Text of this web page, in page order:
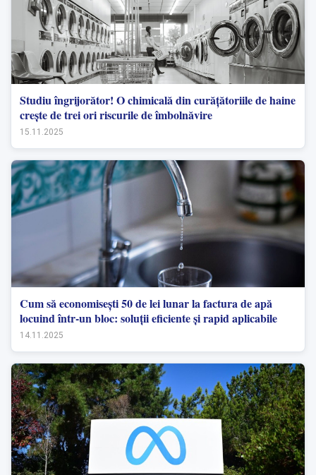
Studiu îngrijorător! O chimicală din curățătoriile de haine
crește de trei ori riscurile de îmbolnăvire
15.11.2025
Cum să economisești 50 de lei lunar la factura de apă
locuind într-un bloc: soluții eficiente și rapid aplicabile
14.11.2025